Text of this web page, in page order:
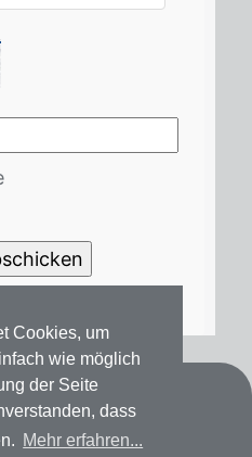
Cookies, um
wie möglich
der Seite
dass
Mehr erfahren...